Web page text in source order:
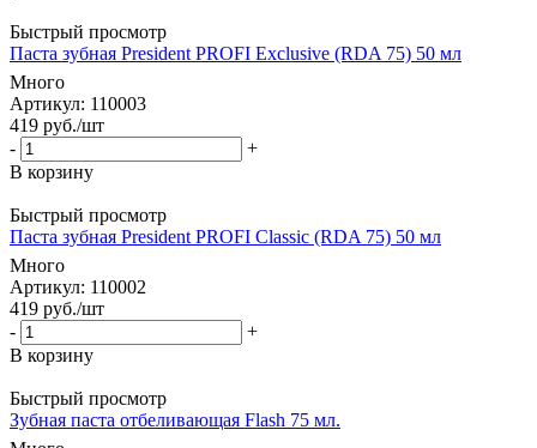
Быстрый просмотр
Паста зубная President PROFI Exclusive (RDA 75) 50 мл
Много
Артикул: 110003
419 руб./шт
-
+
В корзину
Быстрый просмотр
Паста зубная President PROFI Classic (RDA 75) 50 мл
Много
Артикул: 110002
419 руб./шт
-
+
В корзину
Быстрый просмотр
Зубная паста отбеливающая Flash 75 мл.